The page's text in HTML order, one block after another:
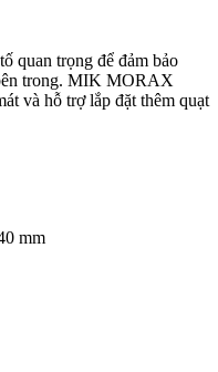
quan trọng để đảm bảo
trong. MIK MORAX
và hỗ trợ lắp đặt thêm quạt
mm